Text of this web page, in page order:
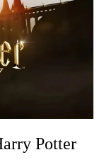
Potter